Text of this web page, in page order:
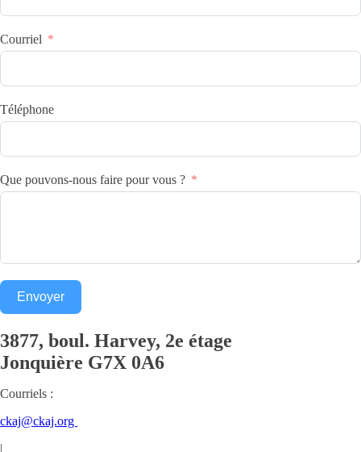
Courriel
Téléphone
Que pouvons-nous faire pour vous ?
Envoyer
3877, boul. Harvey, 2e étage
Jonquière G7X 0A6
Courriels :
ckaj@ckaj.org
|